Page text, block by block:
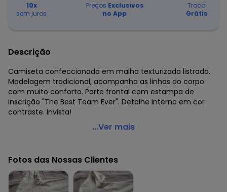
10x
sem juros
Preços Exclusivos
no App
Troca
Grátis
Descrição
Camiseta confeccionada em malha texturizada listrada.
Modelagem tradicional, acompanha as linhas do corpo
com muito conforto. Parte frontal com estampa de
inscrição "The Best Team Ever". Detalhe interno em cor
contraste. Invista!
Carinhoso - Camiseta The Best Team Ever Off White
Comprimento da Manga: Curta
Decote Frente : Redondo
Fornecedor: MALWEE MALHAS LTDA / CNPJ 84.429.737/0001-
14
...Ver mais
Fotos das Nossas Clientes